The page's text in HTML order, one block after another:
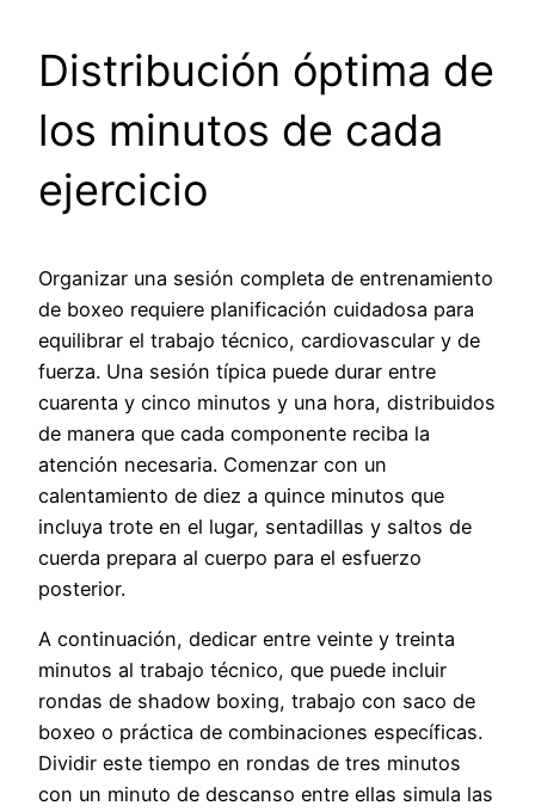
Distribución óptima de
los minutos de cada
ejercicio
Organizar una sesión completa de entrenamiento
de boxeo requiere planificación cuidadosa para
equilibrar el trabajo técnico, cardiovascular y de
fuerza. Una sesión típica puede durar entre
cuarenta y cinco minutos y una hora, distribuidos
de manera que cada componente reciba la
atención necesaria. Comenzar con un
calentamiento de diez a quince minutos que
incluya trote en el lugar, sentadillas y saltos de
cuerda prepara al cuerpo para el esfuerzo
posterior.
A continuación, dedicar entre veinte y treinta
minutos al trabajo técnico, que puede incluir
rondas de shadow boxing, trabajo con saco de
boxeo o práctica de combinaciones específicas.
Dividir este tiempo en rondas de tres minutos
con un minuto de descanso entre ellas simula las